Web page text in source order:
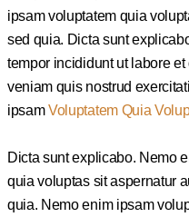
ipsam voluptatem quia
sed quia. Dicta sunt
tempor incididunt ut labore
veniam quis nostrud
ipsamVoluptatem Quia
Dicta sunt explicabo. Nemo
quia voluptas sit aspernatur
quia. Nemo enim ipsam